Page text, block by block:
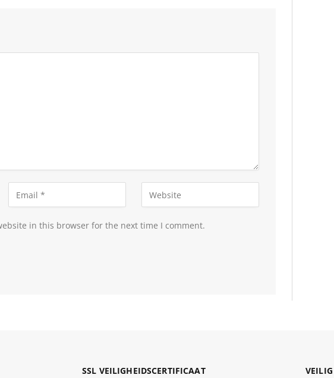
in this browser for the next time I comment.
SSL VEILIGHEIDSCERTIFICAAT